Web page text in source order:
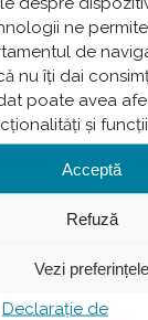
ne
de
nu îți dai
poate avea
și funcții.
Acceptă
Refuză
Vezi preferințele
Declarație de
promoțională
efectuate în
– 15
de
formularul de mai